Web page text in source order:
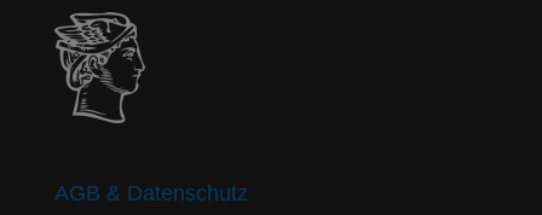
AGB & Datenschutz